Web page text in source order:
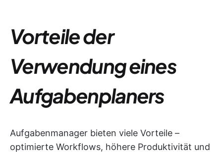
Vorteile der
Verwendung eines
Aufgabenplaners
Aufgabenmanager bieten viele Vorteile –
optimierte Workflows, höhere Produktivität und